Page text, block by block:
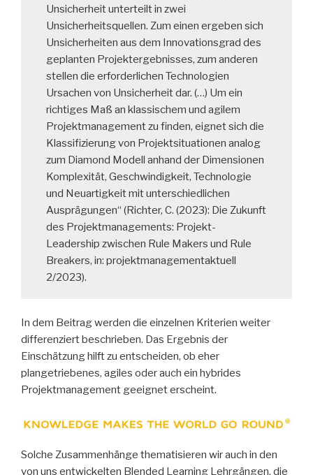
Unsicherheit unterteilt in zwei
Unsicherheitsquellen. Zum einen ergeben sich
Unsicherheiten aus dem Innovationsgrad des
geplanten Projektergebnisses, zum anderen
stellen die erforderlichen Technologien
Ursachen von Unsicherheit dar. (…) Um ein
richtiges Maß an klassischem und agilem
Projektmanagement zu finden, eignet sich die
Klassifizierung von Projektsituationen analog
zum Diamond Modell anhand der Dimensionen
Komplexität, Geschwindigkeit, Technologie
und Neuartigkeit mit unterschiedlichen
Ausprägungen“ (Richter, C. (2023): Die Zukunft
des Projektmanagements: Projekt-
Leadership zwischen Rule Makers und Rule
Breakers, in: projektmanagementaktuell
2/2023).
In dem Beitrag werden die einzelnen Kriterien weiter
differenziert beschrieben. Das Ergebnis der
Einschätzung hilft zu entscheiden, ob eher
plangetriebenes, agiles oder auch ein hybrides
Projektmanagement geeignet erscheint.
Solche Zusammenhänge thematisieren wir auch in den
von uns entwickelten Blended Learning Lehrgängen, die